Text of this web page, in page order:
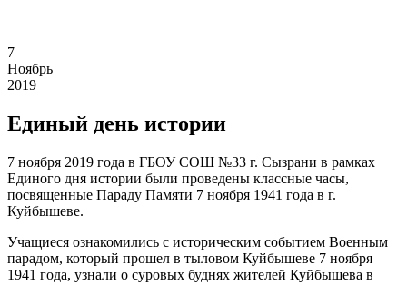
7
Ноябрь
2019
Единый день истории
7 ноября 2019 года в ГБОУ СОШ №33 г. Сызрани в рамках
Единого дня истории были проведены классные часы,
посвященные Параду Памяти 7 ноября 1941 года в г.
Куйбышеве.
Учащиеся ознакомились с историческим событием Военным
парадом, который прошел в тыловом Куйбышеве 7 ноября
1941 года, узнали о суровых буднях жителей Куйбышева в